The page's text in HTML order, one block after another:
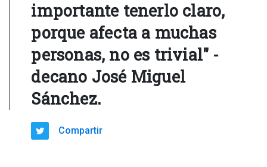
importante tenerlo claro,
porque afecta a muchas
personas, no es trivial" -
decano José Miguel
Sánchez.
Compartir